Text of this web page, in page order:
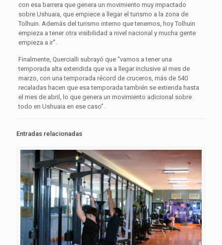
con esa barrera que genera un movimiento muy impactado
sobre Ushuaia, que empiece a llegar el turismo a la zona de
Tolhuin. Además del turismo interno que tenemos, hoy Tolhuin
empieza a tener otra visibilidad a nivel nacional y mucha gente
empieza a ir”.
Finalmente, Quercialli subrayó que “vamos a tener una
temporada alta extendida que va a llegar inclusive al mes de
marzo, con una temporada récord de cruceros, más de 540
recaladas hacen que esa temporada también se extienda hasta
el mes de abril, lo que genera un movimiento adicional sobre
todo en Ushuaia en ese caso”.
Entradas relacionadas